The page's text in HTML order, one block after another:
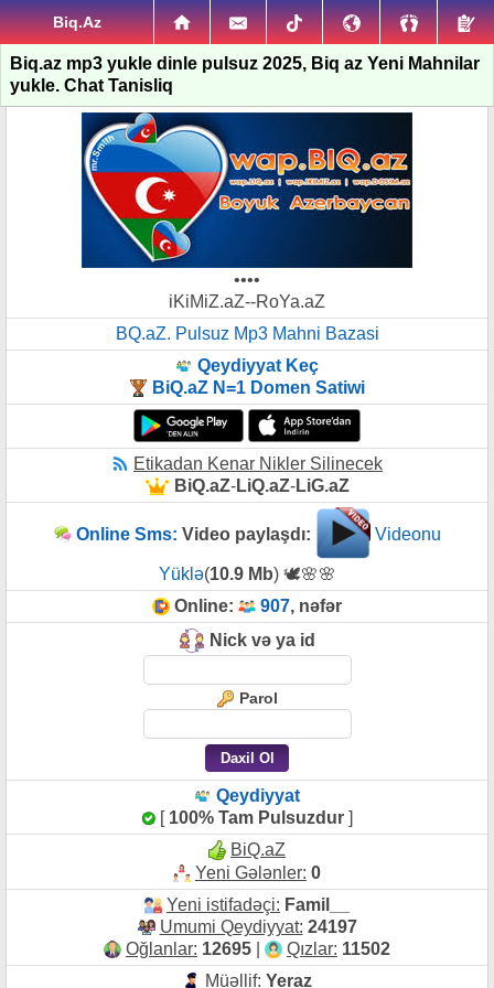
Biq.Az
Biq.az mp3 yukle dinle pulsuz 2025, Biq az Yeni Mahnilar
yukle. Chat Tanisliq
••••
iKiMiZ.aZ--RoYa.aZ
BQ.aZ. Pulsuz Mp3 Mahni Bazasi
Qeydiyyat Keç
BiQ.aZ N=1 Domen Satiwi
Etikadan Kenar Nikler Silinecek
BiQ.aZ-LiQ.aZ-LiG.aZ
Online Sms: Video paylaşdı: Videonu
Yüklə(10.9 Mb) 🕊️🌸🌸
Online:
907, nəfər
Nick və ya id
Parol
Qeydiyyat
[ 100% Tam Pulsuzdur ]
BiQ.aZ
Yeni Gələnler: 0
Yeni istifadəçi: Famil__
Umumi Qeydiyyat: 24197
Oğlanlar: 12695 Qızlar: 11502
Müəllif: Yeraz